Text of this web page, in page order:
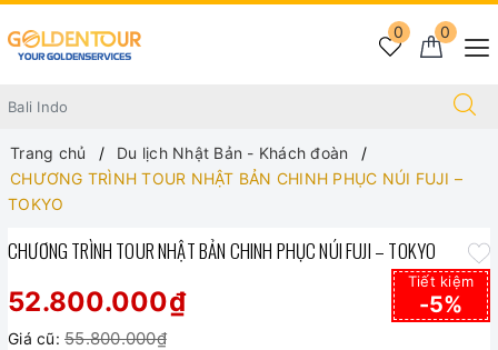
0
0
Trang chủ
Du lịch Nhật Bản - Khách đoàn
CHƯƠNG TRÌNH TOUR NHẬT BẢN CHINH PHỤC NÚI FUJI –
TOKYO
CHƯƠNG TRÌNH TOUR NHẬT BẢN CHINH PHỤC NÚI FUJI – TOKYO
52.800.000₫
Giá cũ: 55.800.000₫
Tiết kiệm
-5%